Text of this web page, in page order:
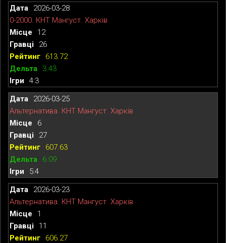
2026-03-28
0-2000. КНТ Мангуст. Харків
12
26
613.72
3.43
4:3
2026-03-25
Альтернатива. КНТ Мангуст. Харків
6
27
607.63
6.09
5:4
2026-03-23
Альтернатива. КНТ Мангуст. Харків
1
11
606.27